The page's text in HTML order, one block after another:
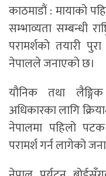
काठमाडौं : मायाको
सम्भाव्यता सम्बन्धी
परामर्शको तयारी
नेपालले जनाएको छ।
यौनिक तथा
अधिकारका लागि
नेपालमा पहिलो पटक
परामर्श गर्न लागेको